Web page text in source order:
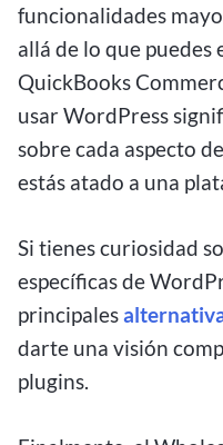
funcionalidades
allá de lo que
QuickBooks
usar WordPress
sobre cada aspecto
estás atado a una
Si tienes curiosidad
específicas de
principales
darte una visión
plugins.